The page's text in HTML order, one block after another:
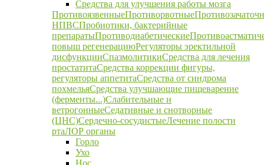
Средства для улучшения работы мозга
ПротивоязвенныеПротиворвотные
НПВСПробиотики, бактерийные
препаратыПротиводиабетические
повыш регенерациюРегуляторы эректильной
дисфункцииСпазмолитикиСредства для лечения
простатитаСредства коррекции фигуры,
регуляторы аппетитаСредства от синдрома
похмельяСредства улучшающие пищеварение
(ферменты...)Слабительные и
ветрогонныеСедативные и снотворные
(ЦНС)Сердечно-сосудистыеЛечение полости
ртаЛОР органы
Горло
Ухо